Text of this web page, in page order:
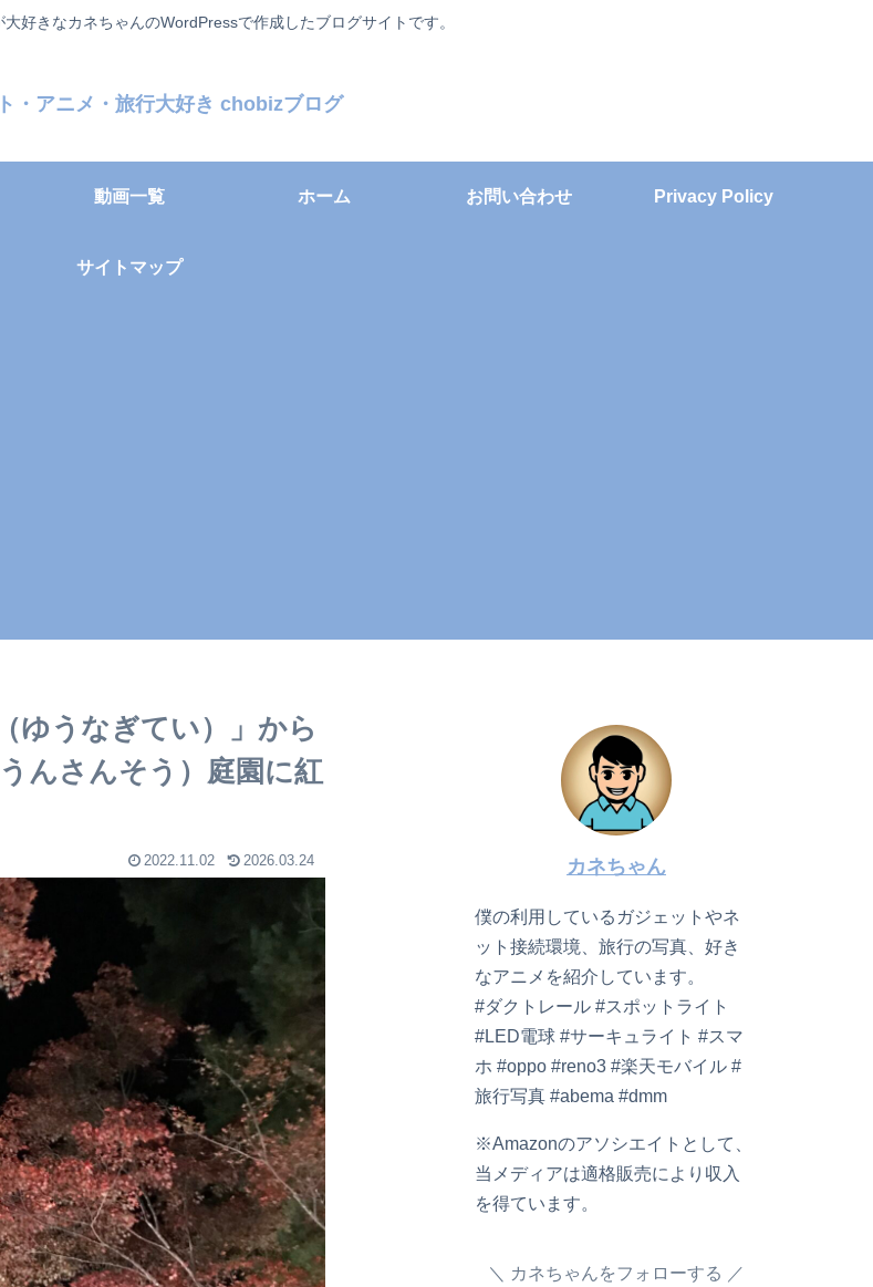
好きなカネちゃんのWordPressで作成したブログサイトです。
・アニメ・旅行大好き chobizブログ
動画一覧 ホーム お問い合わせ Privacy Policy
サイトマップ
ゆうなぎてい）」から
んさんそう）庭園に紅
2022.11.02 2026.03.24 カネちゃん
僕の利用しているガジェットやネ
ット接続環境、旅行の写真、好き
なアニメを紹介しています。
#ダクトレール #スポットライト
#LED電球 #サーキュライト #スマ
ホ #oppo #reno3 #楽天モバイル #
旅行写真 #abema #dmm
※Amazonのアソシエイトとして、
当メディアは適格販売により収入
を得ています。
カネちゃんをフォローする